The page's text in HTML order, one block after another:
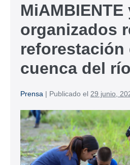
organizados
reforestación
cuenca del
Prensa | Publicado el 29 junio,